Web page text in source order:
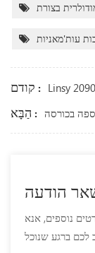
עות'מאניות
קודם :
הַבָּא :
הודעה
נוספים, אנא
לכם ברגע שנוכל